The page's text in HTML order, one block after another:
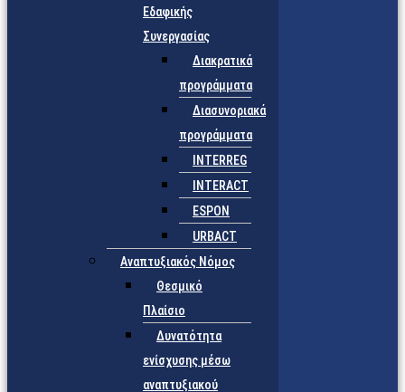
Εδαφικής
Συνεργασίας
Διακρατικά
προγράμματα
Διασυνοριακά
προγράμματα
INTERREG
INTERACT
ESPON
URBACT
Αναπτυξιακός Νόμος
Θεσμικό
Πλαίσιο
Δυνατότητα
ενίσχυσης μέσω
αναπτυξιακού